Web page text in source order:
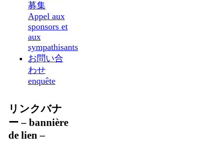
募集
Appel aux
sponsors et
aux
sympathisants
お問い合
わせ
enquête
リンクバナ
ー – bannière
de lien –